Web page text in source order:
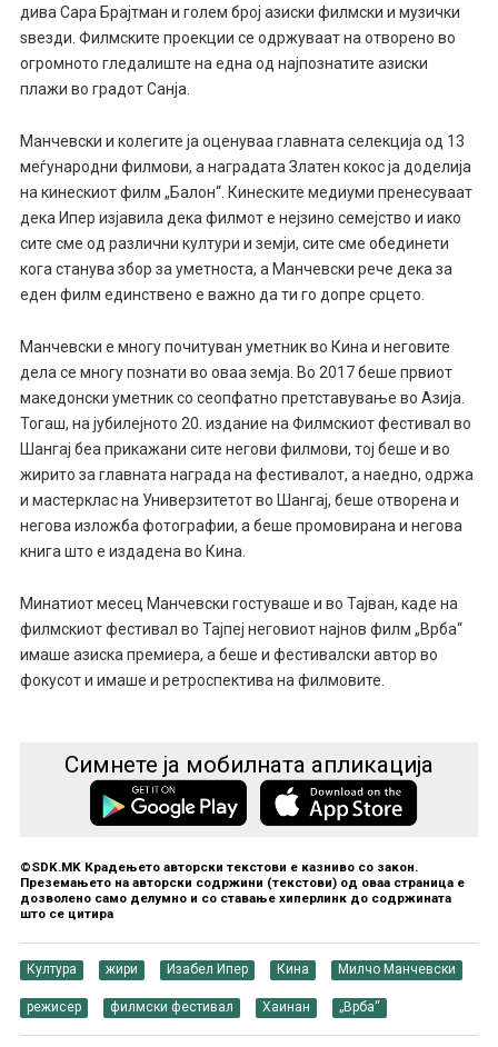
дива Сара Брајтман и голем број азиски филмски и музички
ѕвезди. Филмските проекции се одржуваат на отворено во
огромното гледалиште на една од најпознатите азиски
плажи во градот Санја.
Манчевски и колегите ја оценуваа главната селекција од 13
меѓународни филмови, а наградата Златен кокос ја доделија
на кинескиот филм „Балон“. Кинеските медиуми пренесуваат
дека Ипер изјавила дека филмот е нејзино семејство и иако
сите сме од различни култури и земји, сите сме обединети
кога станува збор за уметноста, а Манчевски рече дека за
еден филм единствено е важно да ти го допре срцето.
Манчевски е многу почитуван уметник во Кина и неговите
дела се многу познати во оваа земја. Во 2017 беше првиот
македонски уметник со сеопфатно претставување во Азија.
Тогаш, на јубилејното 20. издание на Филмскиот фестивал во
Шангај беа прикажани сите негови филмови, тој беше и во
жирито за главната награда на фестивалот, а наедно, одржа
и мастерклас на Универзитетот во Шангај, беше отворена и
негова изложба фотографии, а беше промовирана и негова
книга што е издадена во Кина.
Минатиот месец Манчевски гостуваше и во Тајван, каде на
филмскиот фестивал во Тајпеј неговиот најнов филм „Врба“
имаше азиска премиера, а беше и фестивалски автор во
фокусот и имаше и ретроспектива на филмовите.
Симнете ја мобилната апликација
©SDK.MK Крадењето авторски текстови е казниво со закон.
Преземањето на авторски содржини (текстови) од оваа страница е
дозволено само делумно и со ставање хиперлинк до содржината
што се цитира
Култура жири Изабел Ипер Кина Милчо Манчевски
режисер филмски фестивал Хаинан „Врба“